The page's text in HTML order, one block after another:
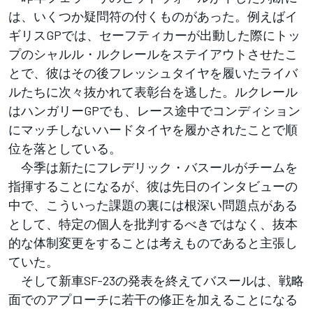
は、いくつか疑問符の付くものがあった。例えばイ
ギリスGPでは、セーフティカーが出動した際にトッ
プのシャルル・ルクレールをステイアウトさせたこ
とで、彼はその後フレッシュタイヤを履いたライバ
ルたちに次々抜かれて表彰台を逃した。ルクレール
はハンガリーGPでも、レース途中でコンディション
にマッチしないハードタイヤを履かされたことで順
位を落としている。
今季は新たにフレデリック・バスールがチームを
指揮することになるが、彼は先日のインタビューの
中で、こういった課題の裏には根深い問題点がある
として、特定の個人を批判するべきではなく、抜本
的な体制変更をすることは考えものであると主張し
ていた。
そして新車SF-23の発表を終えてバスールは、戦略
面でのアプローチに若干の修正を加えることになる